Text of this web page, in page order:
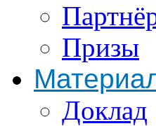
Призы
Доклад